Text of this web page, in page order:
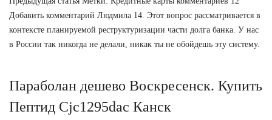
Добавить комментарий Людмила 14. Этот вопрос рассматривается в
контексте планируемой реструктуризации части долга банка. У нас
в России так никогда не делали, никак ты не обойдешь эту систему.
Параболан дешево Воскресенск. Купить
Пептид Cjc1295dac Канск